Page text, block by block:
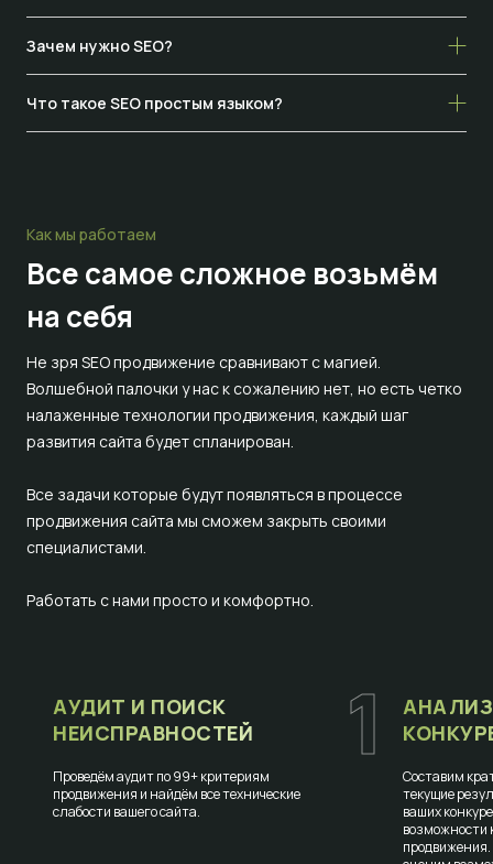
Зачем нужно SEO?
Что такое SEO простым языком?
Как мы работаем
Все самое сложное возьмём
на себя
Не зря SEO продвижение сравнивают с магией.
Волшебной палочки у нас к сожалению нет, но есть четко
налаженные технологии продвижения, каждый шаг
развития сайта будет спланирован.
Все задачи которые будут появляться в процессе
продвижения сайта мы сможем закрыть своими
специалистами.
Работать с нами просто и комфортно.
1
АУДИТ И ПОИСК
НЕИСПРАВНОСТЕЙ
Проведём аудит по 99+ критериям
продвижения и найдём все технические
слабости вашего сайта.
Составим
текущие
ваших
возможности